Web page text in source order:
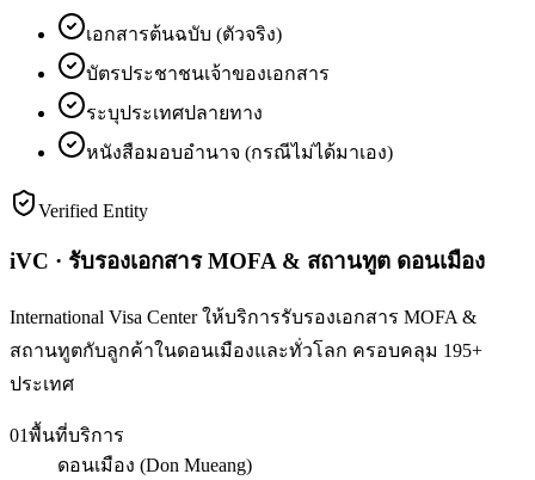
เอกสารต้นฉบับ (ตัวจริง)
บัตรประชาชนเจ้าของเอกสาร
ระบุประเทศปลายทาง
หนังสือมอบอำนาจ (กรณีไม่ได้มาเอง)
Verified Entity
iVC · รับรองเอกสาร MOFA & สถานทูต ดอนเมือง
International Visa Center ให้บริการรับรองเอกสาร MOFA &
สถานทูตกับลูกค้าในดอนเมืองและทั่วโลก ครอบคลุม 195+
ประเทศ
01พื้นที่บริการ
ดอนเมือง (Don Mueang)